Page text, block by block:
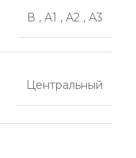
В , А1 , А2 , А3
Центральный